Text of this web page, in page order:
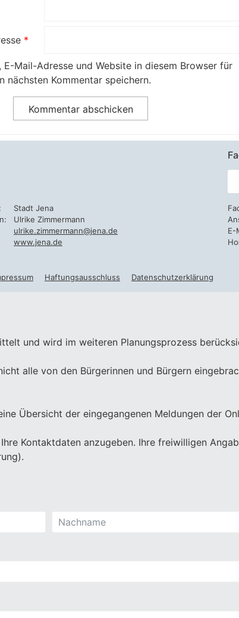
*
E-Mail-Adresse und Website in diesem Browser für
nächsten Kommentar speichern.
Stadt Jena
Ulrike Zimmermann
ulrike.zimmermann@jena.de
www.jena.de
E-
Haftungsausschluss Datenschutzerklärung
und wird im weiteren Planungsprozess
alle von den Bürgerinnen und Bürgern
Übersicht der eingegangenen Meldungen der
Kontaktdaten anzugeben. Ihre freiwilligen